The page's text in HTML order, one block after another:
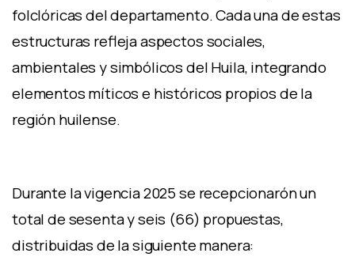
folclóricas del departamento. Cada una de estas
estructuras refleja aspectos sociales,
ambientales y simbólicos del Huila, integrando
elementos míticos e históricos propios de la
región huilense.
Durante la vigencia 2025 se recepcionarón un
total de sesenta y seis (66) propuestas,
distribuidas de la siguiente manera: